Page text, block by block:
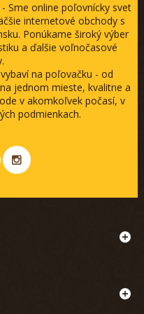
Sme online poľovnícky svet
internetové obchody s
Ponúkame široký výber
a ďalšie voľnočasové
na poľovačku - od
jednom mieste, kvalitne a
v akomkoľvek počasí, v
podmienkach.